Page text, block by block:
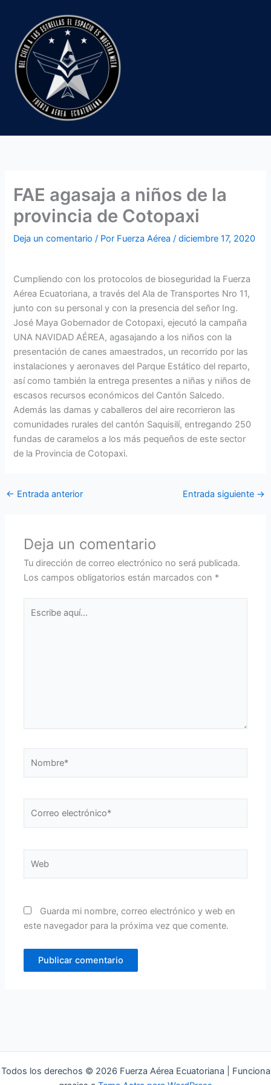
contenido
FAE agasaja a niños de la
provincia de Cotopaxi
Deja un comentario / Por Fuerza Aérea/diciembre 17, 2020
Cumpliendo con los protocolos de bioseguridad la Fuerza
Aérea Ecuatoriana, a través del Ala de Transportes Nro 11,
junto con su personal y con la presencia del señor Ing.
José Maya Gobernador de Cotopaxi, ejecutó la campaña
UNA NAVIDAD AÉREA, agasajando a los niños con la
presentación de canes amaestrados, un recorrido por las
instalaciones y aeronaves del Parque Estático del reparto,
así como también la entrega presentes a niñas y niños de
escasos recursos económicos del Cantón Salcedo.
Además las damas y caballeros del aire recorrieron las
comunidades rurales del cantón Saquisilí, entregando 250
fundas de caramelos a los más pequeños de este sector
de la Provincia de Cotopaxi.
← Entrada anterior Entrada siguiente →
Deja un comentario
Tu dirección de correo electrónico no será publicada.
Los campos obligatorios están marcados con *
aquí...
Guarda mi nombre, correo electrónico y web en
este navegador para la próxima vez que comente.
Todos los derechos © 2026 Fuerza Aérea Ecuatoriana | Funciona